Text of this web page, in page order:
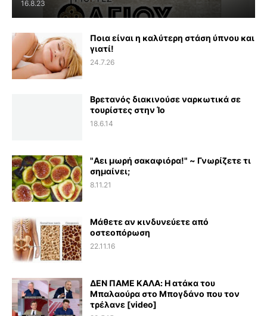
16.8.23
Ποια είναι η καλύτερη στάση ύπνου και
γιατί!
24.7.26
Βρετανός διακινούσε ναρκωτικά σε
τουρίστες στην Ίο
18.6.14
"Αει μωρή σακαφιόρα!" ~ Γνωρίζετε τι
σημαίνει;
8.11.21
Μάθετε αν κινδυνεύετε από
οστεοπόρωση
22.11.16
ΔΕΝ ΠΑΜΕ ΚΑΛΑ: Η ατάκα του
Μπαλαούρα στο Μπογδάνο που τον
τρέλανε [video]